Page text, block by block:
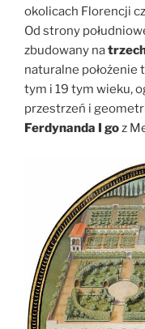
okolicach Florencji
Od strony
zbudowany na
naturalne położenie
tym i 19 tym wieku,
przestrzeń i
Ferdynanda I goz